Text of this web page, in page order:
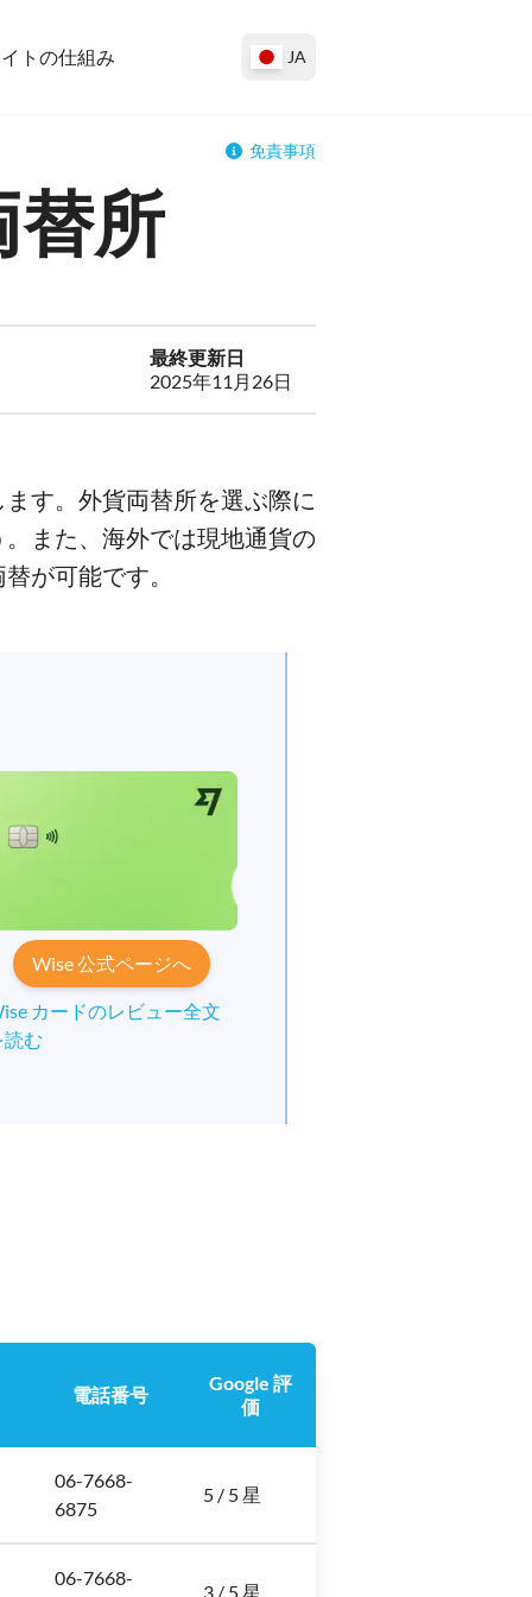
トの仕組み JA
免責事項
替所
最終更新日
2025年11月26日
す。外貨両替所を選ぶ際に
また、海外では現地通貨の
が可能です。
Wise 公式ページへ
カードのレビュー全文
読む
電話番号
Google 評
価
06-7668-
6875
5 / 5 星
06-7668-
3 / 5 星